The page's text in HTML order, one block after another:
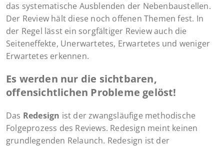
das systematische Ausblenden der Nebenbaustellen.
Der Review hält diese noch offenen Themen fest. In
der Regel lässt ein sorgfältiger Review auch die
Seiteneffekte, Unerwartetes, Erwartetes und weniger
Erwartetes erkennen.
Es werden nur die sichtbaren,
offensichtlichen Probleme gelöst!
Das Redesign ist der zwangsläufige methodische
Folgeprozess des Reviews. Redesign meint keinen
grundlegenden Relaunch. Redesign ist der